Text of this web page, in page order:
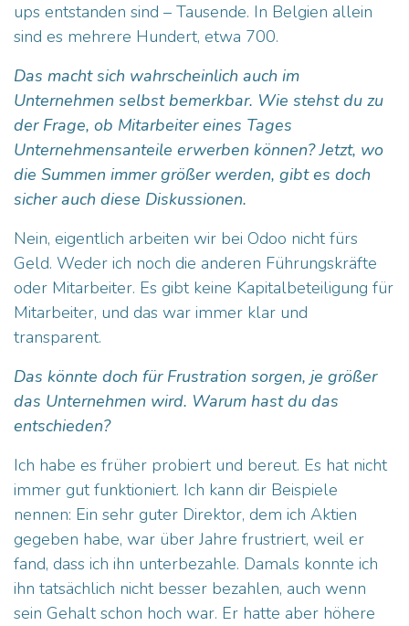
ups entstanden sind – Tausende. In Belgien allein
sind es mehrere Hundert, etwa 700.
Das macht sich wahrscheinlich auch im
Unternehmen selbst bemerkbar. Wie stehst du zu
der Frage, ob Mitarbeiter eines Tages
Unternehmensanteile erwerben können? Jetzt, wo
die Summen immer größer werden, gibt es doch
sicher auch diese Diskussionen.
Nein, eigentlich arbeiten wir bei Odoo nicht fürs
Geld. Weder ich noch die anderen Führungskräfte
oder Mitarbeiter. Es gibt keine Kapitalbeteiligung für
Mitarbeiter, und das war immer klar und
transparent.
Das könnte doch für Frustration sorgen, je größer
das Unternehmen wird. Warum hast du das
entschieden?
Ich habe es früher probiert und bereut. Es hat nicht
immer gut funktioniert. Ich kann dir Beispiele
nennen: Ein sehr guter Direktor, dem ich Aktien
gegeben habe, war über Jahre frustriert, weil er
fand, dass ich ihn unterbezahle. Damals konnte ich
ihn tatsächlich nicht besser bezahlen, auch wenn
sein Gehalt schon hoch war. Er hatte aber höhere